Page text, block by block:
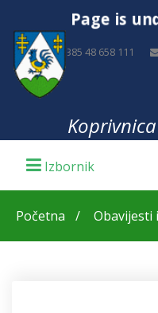
Page is
+385 48 658 111
Početna Obavijesti